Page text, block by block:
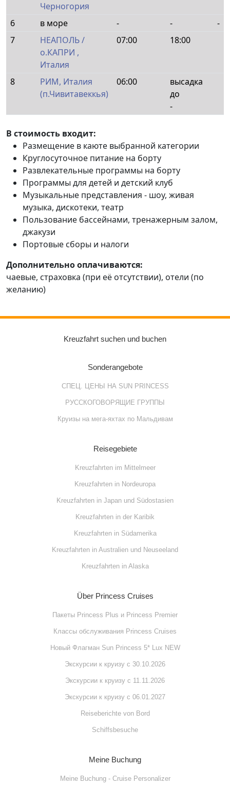
Черногория
6 в море - -
-
7
НЕАПОЛЬ /
о.КАПРИ ,
Италия
07:00 18:00
8
РИМ, Италия
(п.Чивитавеккья)
06:00
высадка
до
-
В стоимость входит:
Размещение в каюте выбранной категории
Круглосуточное питание на борту
Развлекательные программы на борту
Программы для детей и детский клуб
Музыкальные представления - шоу, живая
музыка, дискотеки, театр
Пользование бассейнами, тренажерным залом,
джакузи
Портовые сборы и налоги
Дополнительно оплачиваются:
чаевые, страховка (при её отсутствии), отели (по
желанию)
Kreuzfahrt suchen und buchen
Sonderangebote
СПЕЦ. ЦЕНЫ НА SUN PRINCESS
РУССКОГОВОРЯЩИЕ ГРУППЫ
Круизы на мега-яхтах по Мальдивам
Reisegebiete
Kreuzfahrten im Mittelmeer
Kreuzfahrten in Nordeuropa
Kreuzfahrten in Japan und Südostasien
Kreuzfahrten in der Karibik
Kreuzfahrten in Südamerika
Kreuzfahrten in Australien und Neuseeland
Kreuzfahrten in Alaska
Über Princess Cruises
Пакеты Princess Plus и Princess Premier
Классы обслуживания Princess Cruises
Новый Флагман Sun Princess 5* Lux NEW
Экскурсии к круизу с 30.10.2026
Экскурсии к круизу с 11.11.2026
Экскурсии к круизу с 06.01.2027
Reiseberichte von Bord
Schiffsbesuche
Meine Buchung
Meine Buchung - Cruise Personalizer